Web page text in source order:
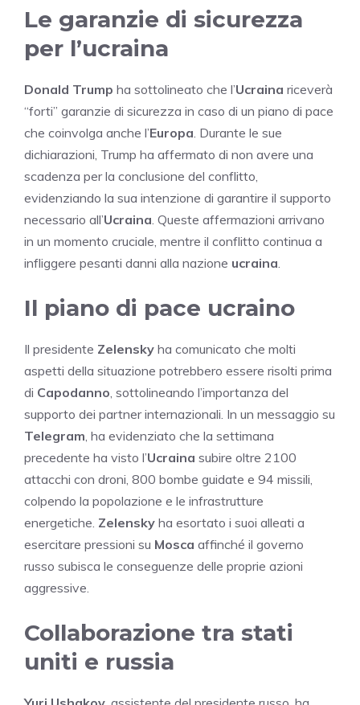
Le garanzie di sicurezza
per l’ucraina
Donald Trump ha sottolineato che l’Ucraina riceverà
“forti” garanzie di sicurezza in caso di un piano di pace
che coinvolga anche l’Europa. Durante le sue
dichiarazioni, Trump ha affermato di non avere una
scadenza per la conclusione del conflitto,
evidenziando la sua intenzione di garantire il supporto
necessario all’Ucraina. Queste affermazioni arrivano
in un momento cruciale, mentre il conflitto continua a
infliggere pesanti danni alla nazione ucraina.
Il piano di pace ucraino
Il presidente Zelensky ha comunicato che molti
aspetti della situazione potrebbero essere risolti prima
di Capodanno, sottolineando l’importanza del
supporto dei partner internazionali. In un messaggio su
Telegram, ha evidenziato che la settimana
precedente ha visto l’Ucraina subire oltre 2100
attacchi con droni, 800 bombe guidate e 94 missili,
colpendo la popolazione e le infrastrutture
energetiche. Zelensky ha esortato i suoi alleati a
esercitare pressioni su Mosca affinché il governo
russo subisca le conseguenze delle proprie azioni
aggressive.
Collaborazione tra stati
uniti e russia